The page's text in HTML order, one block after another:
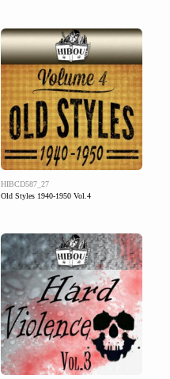
HIBCD587_27
Old Styles 1940-1950 Vol.4